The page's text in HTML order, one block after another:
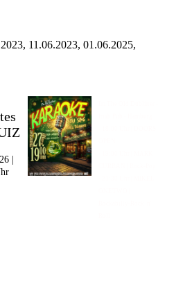
11.06.2023, 01.06.2025,
|